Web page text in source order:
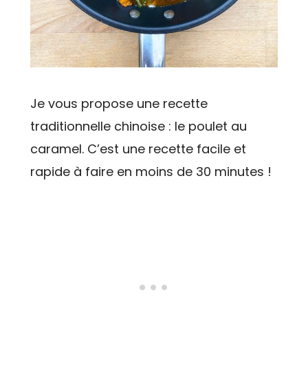
Je vous propose une recette
traditionnelle chinoise : le poulet au
caramel. C’est une recette facile et
rapide à faire en moins de 30 minutes !